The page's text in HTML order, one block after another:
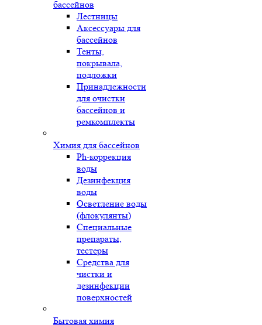
бассейнов
Лестницы
Аксессуары для
бассейнов
Тенты,
покрывала,
подложки
Принадлежности
для очистки
бассейнов и
ремкомплекты
Химия для бассейнов
Ph-коррекция
воды
Дезинфекция
воды
Осветление воды
(флокулянты)
Специальные
препараты,
тестеры
Средства для
чистки и
дезинфекции
поверхностей
Бытовая химия